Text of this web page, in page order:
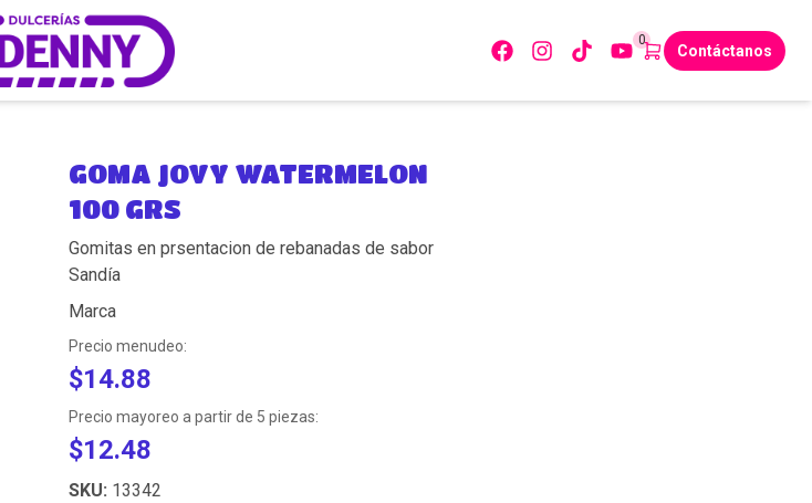
Contáctanos
0
GOMA JOVY WATERMELON
100 GRS
Gomitas en prsentacion de rebanadas de sabor
Sandía
Marca
Precio menudeo:
$14.88
Precio mayoreo a partir de 5 piezas:
$12.48
SKU: 13342